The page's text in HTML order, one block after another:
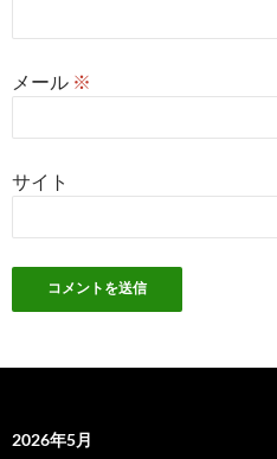
メール ※
サイト
2026年5月